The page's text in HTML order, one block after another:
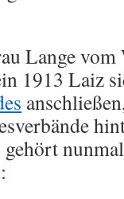
Lange
1913 Laiz